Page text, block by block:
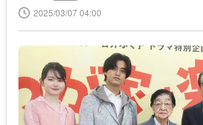
2025/03/07 04:00